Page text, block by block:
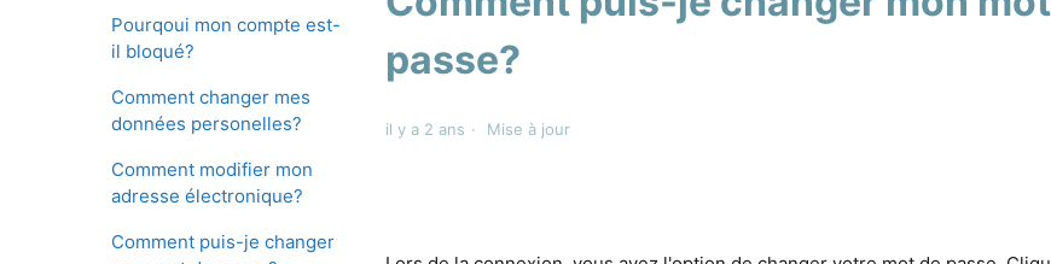
Pourqoui mon compte est-
il bloqué?
Comment changer mes
données personelles?
Comment modifier mon
adresse électronique?
Comment puis-je changer
passe?
il y a 2 ans Mise à jour